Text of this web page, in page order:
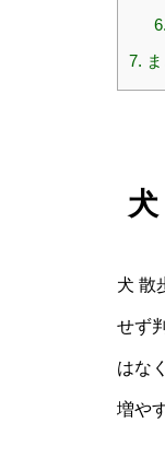
7.
犬 散
せず
はな
増や